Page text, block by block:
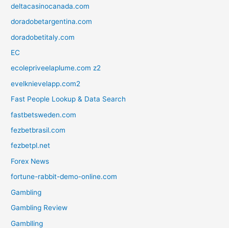
deltacasinocanada.com
doradobetargentina.com
doradobetitaly.com
EC
ecolepriveelaplume.com z2
evelknievelapp.com2
Fast People Lookup & Data Search
fastbetsweden.com
fezbetbrasil.com
fezbetpl.net
Forex News
fortune-rabbit-demo-online.com
Gambling
Gambling Review
Gamblling